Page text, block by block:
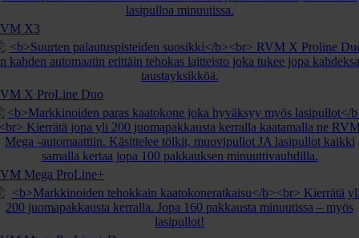
X3
X ProLine Duo
Mega ProLine+